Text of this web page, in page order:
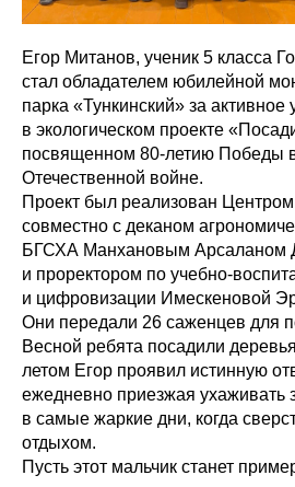
Егор Митанов, ученик 5 класса
стал обладателем юбилейной
парка «Тункинский» за активное
в экологическом проекте
посвященном 80-летию Победы
Отечественной войне.
Проект был реализован
совместно с деканом
БГСХА Манхановым Арсаланом
и проректором по учебно-
и цифровизации Имескеновой
Они передали 26 саженцев для
Весной ребята посадили
летом Егор проявил истинную
ежедневно приезжая ухаживать
в самые жаркие дни, когда
отдыхом.
Пусть этот мальчик станет